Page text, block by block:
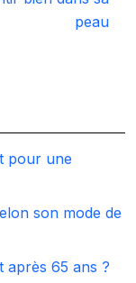
peau
pour une
son mode de
après 65 ans ?